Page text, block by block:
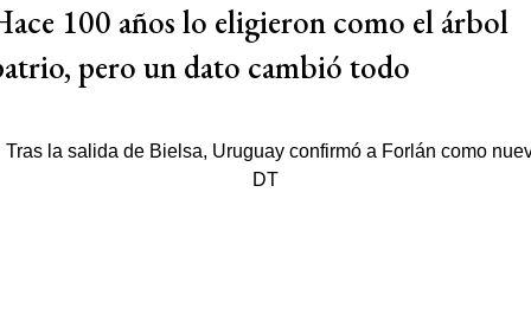
100 años lo eligieron como el árbol
pero un dato cambió todo